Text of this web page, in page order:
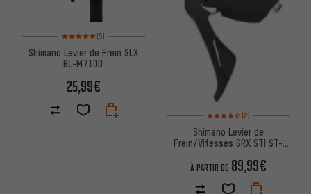
Note moyenne : 5 sur 5 d'après 5 avis
(5)
Shimano Levier de Frein SLX
BL-M7100
25,99€
Note moyenne : 4,5 sur 5
(2)
Shimano Levier de
Frein/Vitesses GRX STI ST-
À PARTIR DE 89,99€